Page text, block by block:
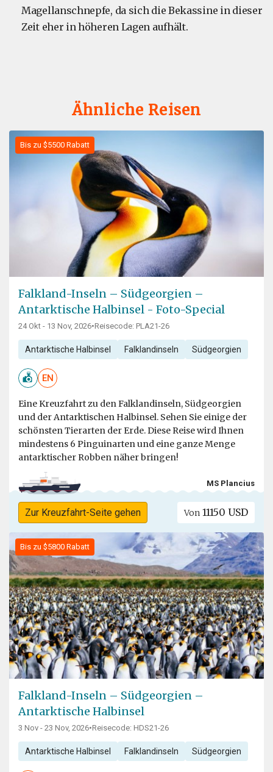
Magellanschnepfe, da sich die Bekassine in dieser
Zeit eher in höheren Lagen aufhält.
Ähnliche Reisen
Bis zu $5500 Rabatt
Falkland-Inseln – Südgeorgien –
Antarktische Halbinsel - Foto-Special
24 Okt - 13 Nov, 2026•Reisecode: PLA21-26
Antarktische Halbinsel Falklandinseln Südgeorgien
EN
Eine Kreuzfahrt zu den Falklandinseln, Südgeorgien
und der Antarktischen Halbinsel. Sehen Sie einige der
schönsten Tierarten der Erde. Diese Reise wird Ihnen
mindestens 6 Pinguinarten und eine ganze Menge
antarktischer Robben näher bringen!
MS Plancius
Zur Kreuzfahrt-Seite gehen Von 11150 USD
Bis zu $5800 Rabatt
Falkland-Inseln – Südgeorgien –
Antarktische Halbinsel
3 Nov - 23 Nov, 2026•Reisecode: HDS21-26
Antarktische Halbinsel Falklandinseln Südgeorgien